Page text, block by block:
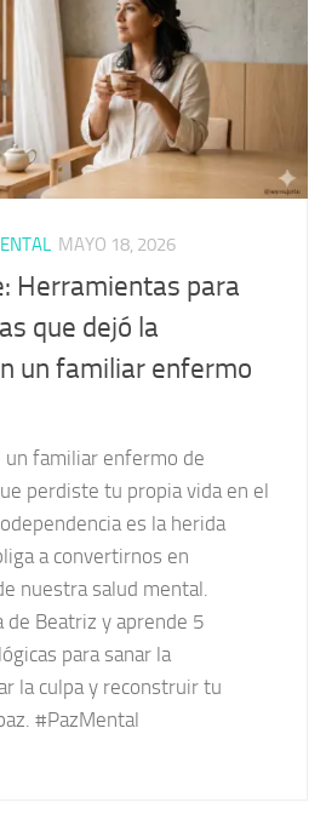
MAYO 18, 2026
Herramientas para
que dejó la
un familiar enfermo
un familiar enfermo de
perdiste tu propia vida en el
es la herida
a convertirnos en
nuestra salud mental.
de Beatriz y aprende 5
para sanar la
la culpa y reconstruir tu
#PazMental